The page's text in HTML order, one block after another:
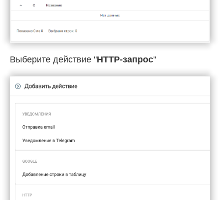
Выберите действие "HTTP-запрос"